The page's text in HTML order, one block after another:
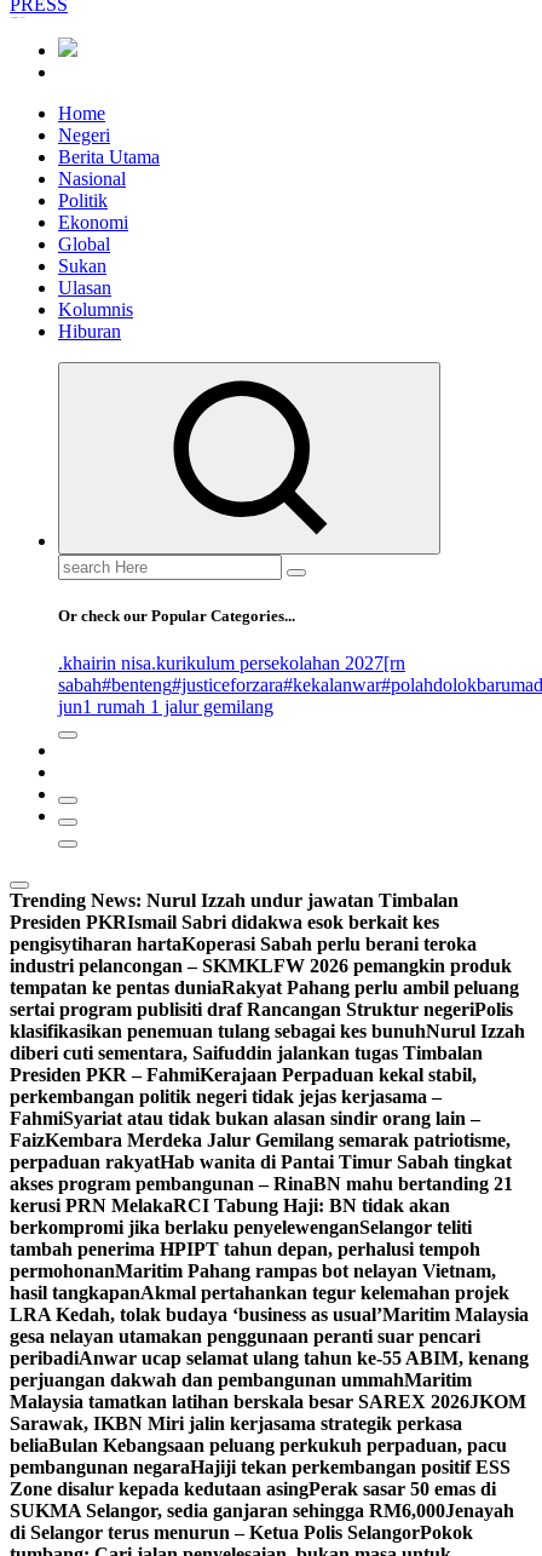
Home
Negeri
Berita Utama
Nasional
Politik
Ekonomi
Global
Sukan
Ulasan
Kolumnis
Hiburan
Search
for:
Or check our Popular Categories...
.khairin nisa.kurikulum persekolahan 2027[rn
sabah#benteng#justiceforzara#kekalanwar
jun1 rumah 1 jalur gemilang
Trending News: Nurul Izzah undur jawatan Timbalan
Presiden PKRIsmail Sabri didakwa esok berkait kes
pengisytiharan hartaKoperasi Sabah perlu berani teroka
industri pelancongan – SKMKLFW 2026 pemangkin produk
tempatan ke pentas duniaRakyat Pahang perlu ambil peluang
sertai program publisiti draf Rancangan Struktur negeriPolis
klasifikasikan penemuan tulang sebagai kes bunuhNurul Izzah
diberi cuti sementara, Saifuddin jalankan tugas Timbalan
Presiden PKR – FahmiKerajaan Perpaduan kekal stabil,
perkembangan politik negeri tidak jejas kerjasama –
FahmiSyariat atau tidak bukan alasan sindir orang lain –
FaizKembara Merdeka Jalur Gemilang semarak patriotisme,
perpaduan rakyatHab wanita di Pantai Timur Sabah tingkat
akses program pembangunan – RinaBN mahu bertanding 21
kerusi PRN MelakaRCI Tabung Haji: BN tidak akan
berkompromi jika berlaku penyelewenganSelangor teliti
tambah penerima HPIPT tahun depan, perhalusi tempoh
permohonanMaritim Pahang rampas bot nelayan Vietnam,
hasil tangkapanAkmal pertahankan tegur kelemahan projek
LRA Kedah, tolak budaya ‘business as usual’Maritim Malaysia
gesa nelayan utamakan penggunaan peranti suar pencari
peribadiAnwar ucap selamat ulang tahun ke-55 ABIM, kenang
perjuangan dakwah dan pembangunan ummahMaritim
Malaysia tamatkan latihan berskala besar SAREX 2026JKOM
Sarawak, IKBN Miri jalin kerjasama strategik perkasa
beliaBulan Kebangsaan peluang perkukuh perpaduan, pacu
pembangunan negaraHajiji tekan perkembangan positif ESS
Zone disalur kepada kedutaan asingPerak sasar 50 emas di
SUKMA Selangor, sedia ganjaran sehingga RM6,000Jenayah
di Selangor terus menurun – Ketua Polis SelangorPokok